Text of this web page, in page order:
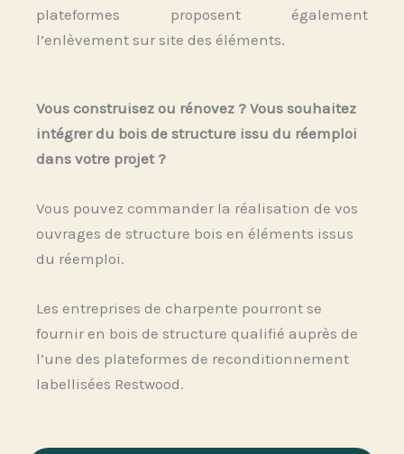
plateformes proposent également
l’enlèvement sur site des éléments.
Vous construisez ou rénovez ? Vous souhaitez
intégrer du bois de structure issu du réemploi
dans votre projet ?
Vous pouvez commander la réalisation de vos
ouvrages de structure bois en éléments issus
du réemploi.
Les entreprises de charpente pourront se
fournir en bois de structure qualifié auprès de
l’une des plateformes de reconditionnement
labellisées Restwood.